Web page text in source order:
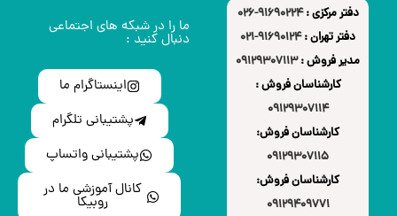
دفتر مرکزی :91690224-026
دفتر تهران :91690124-021
مدیر فروش :09129307113
کارشناسان فروش :
09129307114
کارشناسان فروش:
09129307115
کارشناسان فروش:
09129409771
ما را در شبکه های اجتماعی
دنبال کنید :
اینستاگرام ما
پشتیبانی تلگرام
پشتیبانی واتساپ
کانال آموزشی ما در
روبیکا